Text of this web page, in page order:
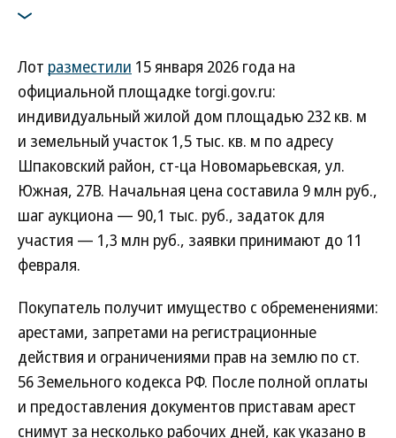
Лот разместили 15 января 2026 года на
официальной площадке torgi.gov.ru:
индивидуальный жилой дом площадью 232 кв. м
и земельный участок 1,5 тыс. кв. м по адресу
Шпаковский район, ст-ца Новомарьевская, ул.
Южная, 27В. Начальная цена составила 9 млн руб.,
шаг аукциона — 90,1 тыс. руб., задаток для
участия — 1,3 млн руб., заявки принимают до 11
февраля.
Покупатель получит имущество с обременениями:
арестами, запретами на регистрационные
действия и ограничениями прав на землю по ст.
56 Земельного кодекса РФ. После полной оплаты
и предоставления документов приставам арест
снимут за несколько рабочих дней, как указано в